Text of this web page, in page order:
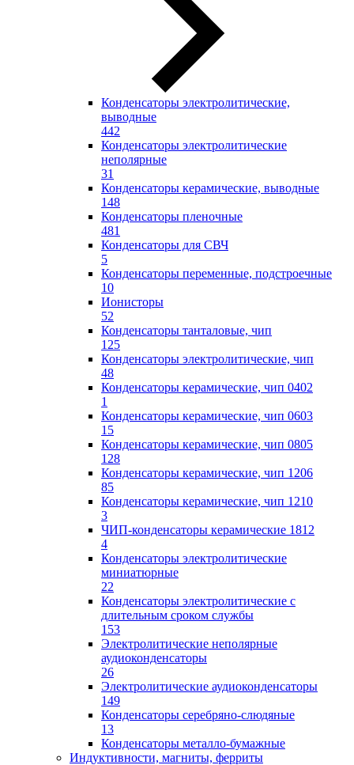
Конденсаторы электролитические,
выводные
442
Конденсаторы электролитические
неполярные
31
Конденсаторы керамические, выводные
148
Конденсаторы пленочные
481
Конденсаторы для СВЧ
5
Конденсаторы переменные, подстроечные
10
Ионисторы
52
Конденсаторы танталовые, чип
125
Конденсаторы электролитические, чип
48
Конденсаторы керамические, чип 0402
1
Конденсаторы керамические, чип 0603
15
Конденсаторы керамические, чип 0805
128
Конденсаторы керамические, чип 1206
85
Конденсаторы керамические, чип 1210
3
ЧИП-конденсаторы керамические 1812
4
Конденсаторы электролитические
миниатюрные
22
Конденсаторы электролитические с
длительным сроком службы
153
Электролитические неполярные
аудиоконденсаторы
26
Электролитические аудиоконденсаторы
149
Конденсаторы серебряно-слюдяные
13
Конденсаторы металло-бумажные
Индуктивности, магниты, ферриты